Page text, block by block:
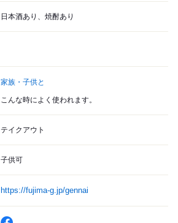
日本酒あり、焼酎あり
家族・子供と
こんな時によく使われます。
テイクアウト
子供可
https://fujima-g.jp/gennai